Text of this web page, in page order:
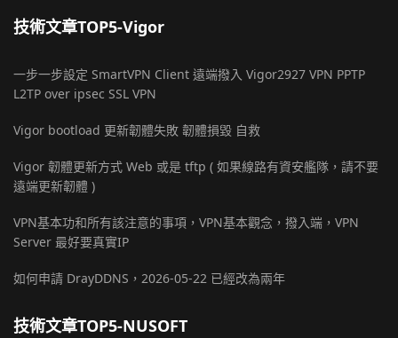
技術文章TOP5-Vigor
一步一步設定 SmartVPN Client 遠端撥入 Vigor2927 VPN PPTP
L2TP over ipsec SSL VPN
Vigor bootload 更新韌體失敗 韌體損毀 自救
Vigor 韌體更新方式 Web 或是 tftp ( 如果線路有資安艦隊，請不要
遠端更新韌體 )
VPN基本功和所有該注意的事項，VPN基本觀念，撥入端，VPN
Server 最好要真實IP
如何申請 DrayDDNS，2026-05-22 已經改為兩年
技術文章TOP5-NUSOFT